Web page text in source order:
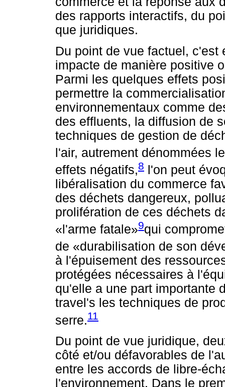
des rapports interactifs, du
que juridiques.
Du point de vue factuel,
impacte de manière positive
Parmi les quelques effets
permettre la
environnementaux comme
des effluents, la diffusion de
techniques de gestion de
l'air, autrement dénommées
effets négatifs,8
l'on peut
libéralisation du commerce
des déchets dangereux,
prolifération de ces déchets
«l'arme fatale»9qui
de «durabilisation de son
à l'épuisement des
protégées nécessaires à
qu'elle a une part importante
travel's les techniques de
serre.11
Du point de vue juridique,
côté et/ou défavorables de
entre les accords de libre-
l'environnement. Dans le